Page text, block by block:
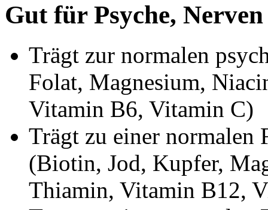
Gut für Psyche,
Trägt zur normalen
Folat, Magnesium,
Vitamin B6, Vitamin C)
Trägt zu einer normalen
(Biotin, Jod, Kupfer,
Thiamin, Vitamin B12,